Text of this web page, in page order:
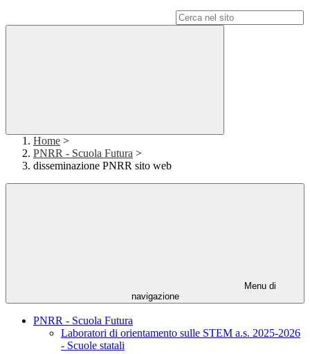
Home >
PNRR - Scuola Futura >
disseminazione PNRR sito web
Menu di
navigazione
PNRR - Scuola Futura
Laboratori di orientamento sulle STEM a.s. 2025-2026
- Scuole statali